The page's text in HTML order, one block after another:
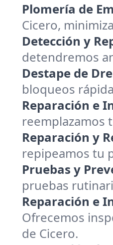
Plomería de
Cicero,
Detección y
detendremos
Destape de
bloqueos
Reparación e
reemplazamos
Reparación y
repipeamos tu
Pruebas y
pruebas
Reparación e
Ofrecemos
de Cicero.